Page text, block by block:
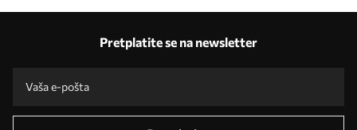
Pretplatite se na newsletter